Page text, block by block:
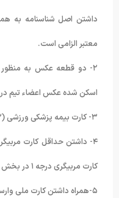
داشتن اصل شناسنامه به
معتبر الزامی است.
۲- دو قطعه عکس به
اسکن شده عکس اعضاء تیم در
۳- کارت بیمه پزشکی ورزشی (۱۳۹۳)
کارت مربیگری درجه ۱ در بخش آقایان و ارسال کپی کارت مربیگری مربیان
۵-همراه داشتن کارت ملی وارسال کپی کارت ملی ورزشکار